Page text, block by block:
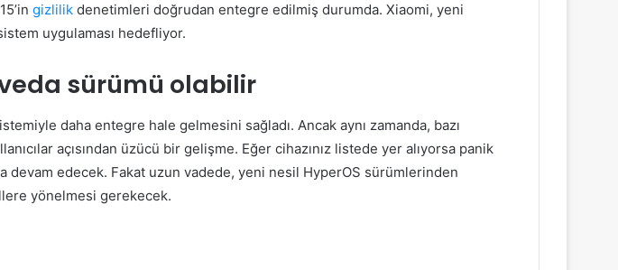
gizlilik denetimleri doğrudan entegre edilmiş durumda. Xiaomi, yeni
uygulaması hedefliyor.
sürümü olabilir
daha entegre hale gelmesini sağladı. Ancak aynı zamanda, bazı
açısından üzücü bir gelişme. Eğer cihazınız listede yer alıyorsa panik
edecek. Fakat uzun vadede, yeni nesil HyperOS sürümlerinden
yönelmesi gerekecek.